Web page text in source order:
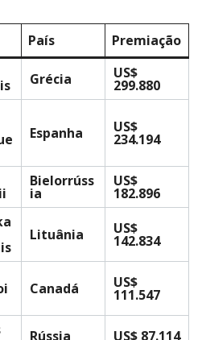
País Premiação
Grécia US$
299.880
Espanha US$
234.194
Bielorrúss
ia
US$
182.896
Lituânia US$
142.834
Canadá US$
111.547
Rússia US$ 87.114